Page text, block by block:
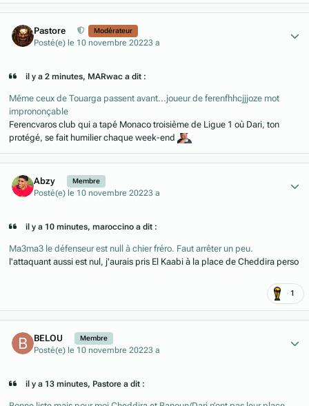
Pastore Modérateur
Posté(e) le 10 novembre 20223 a
il y a 2 minutes, MARwac a dit :
Même ceux de Touarga passent avant...joueur de ferenfhhcjjjoze mot
imprononçable
Ferencvaros club qui a tapé Monaco troisième de Ligue 1 où Dari, ton
protégé, se fait humilier chaque week-end
Abzy Membre
Posté(e) le 10 novembre 20223 a
il y a 10 minutes, maroccino a dit :
Ma3ma3 le défenseur est null à chier fréro. Faut arrêter un peu.
l'attaquant aussi est nul, j'aurais pris El Kaabi à la place de Cheddira perso
1
BELOU Membre
Posté(e) le 10 novembre 20223 a
il y a 13 minutes, Pastore a dit :